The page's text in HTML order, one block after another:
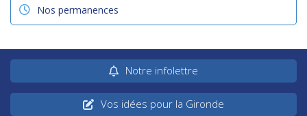
Nos permanences
Notre infolettre
Vos idées pour la Gironde